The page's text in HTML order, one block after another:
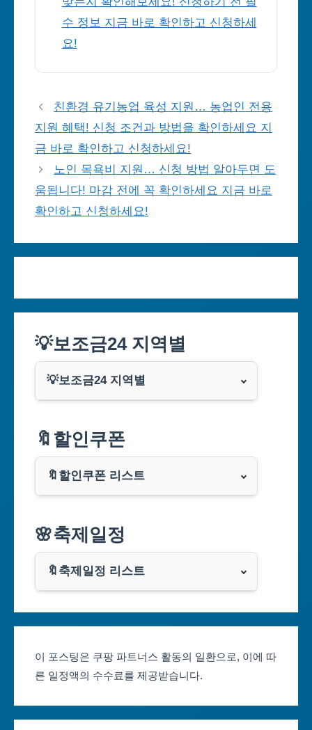
수 정보 지금 바로 확인하고 신청하세
요!
친환경 유기농업 육성 지원… 농업인 전용
지원 혜택! 신청 조건과 방법을 확인하세요 지
금 바로 확인하고 신청하세요!
노인 목욕비 지원… 신청 방법 알아두면 도
움됩니다! 마감 전에 꼭 확인하세요 지금 바로
확인하고 신청하세요!
💡보조금24 지역별
💡보조금24 지역별
부산광역시
대구광역시
인천광역시
광주광역시
대전광역시
🔖할인쿠폰
🔖할인쿠폰 리스트
쿠팡
클룩
🌸축제일정
🔖축제일정 리스트
대구축제 일정
인천축제 일정
이 포스팅은 쿠팡 파트너스 활동의 일환으로, 이에 따
른 일정액의 수수료를 제공받습니다.